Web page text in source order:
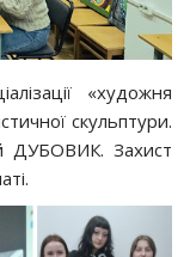
«художня
скульптури.
ДУБОВИК. Захист